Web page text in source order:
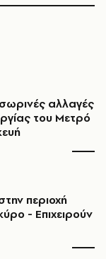
αλλαγές
του Μετρό
περιοχή
- Επιχειρούν